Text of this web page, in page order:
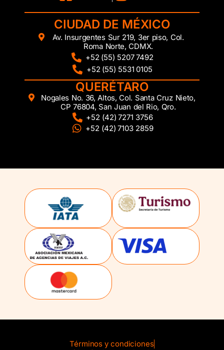
CIUDAD DE MÉXICO
Av. Insurgentes Sur 219, 3er piso, Col.
Roma Norte, CDMX.
+52 (55) 5207 7492
+52 (55) 5531 0105
QUERÉTARO
Nogales No. 36, Altos, Col. Santa Cruz Nieto,
CP 76804, San Juan del Rio, Qro.
+52 (42) 7271 3756
+52 (42) 7103 2859
Términos y condiciones